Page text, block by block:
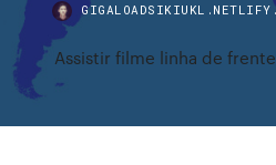
Assistir filme linha de